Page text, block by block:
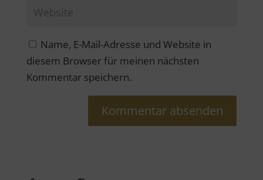
Name, E-Mail-Adresse und Website in
diesem Browser für meinen nächsten
Kommentar speichern.